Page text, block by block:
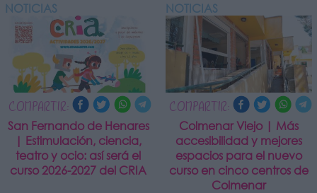
NOTICIAS
COMPARTIR:
San Fernando de Henares
| Estimulación, ciencia,
teatro y ocio: así será el
curso 2026-2027 del CRIA
NOTICIAS
COMPARTIR:
Colmenar Viejo | Más
accesibilidad y mejores
espacios para el nuevo
curso en cinco centros de
Colmenar